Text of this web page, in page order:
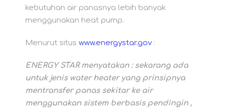
kebutuhan air panasnya lebih banyak
menggunakan heat pump.
Menurut situs www.energystar.gov :
ENERGY STAR menyatakan : sekarang ada
untuk jenis water heater yang prinsipnya
mentransfer panas sekitar ke air
menggunakan sistem berbasis pendingin ,